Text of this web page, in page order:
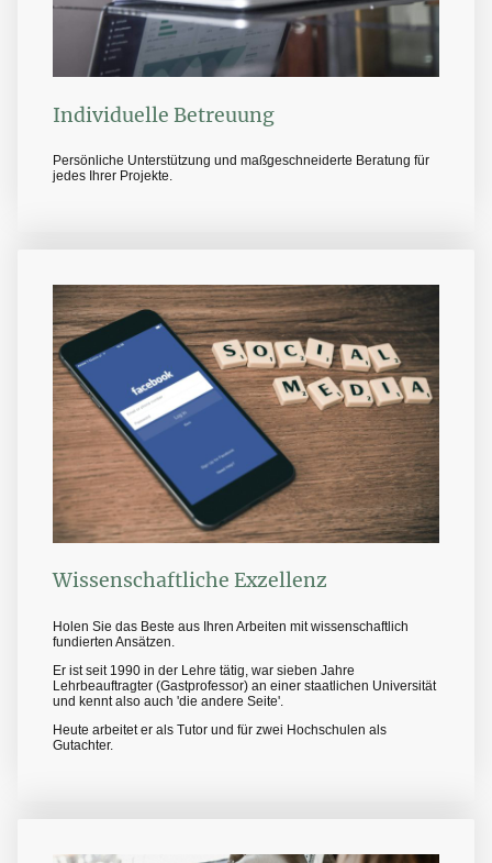
Individuelle Betreuung
Persönliche Unterstützung und maßgeschneiderte Beratung für
jedes Ihrer Projekte.
Wissenschaftliche Exzellenz
Holen Sie das Beste aus Ihren Arbeiten mit wissenschaftlich
fundierten Ansätzen.
Er ist seit 1990 in der Lehre tätig, war sieben Jahre
Lehrbeauftragter (Gastprofessor) an einer staatlichen Universität
und kennt also auch 'die andere Seite'.
Heute arbeitet er als Tutor und für zwei Hochschulen als
Gutachter.